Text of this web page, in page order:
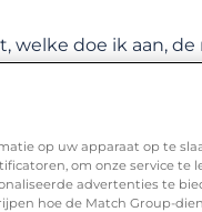
welke doe ik aan, de
moet hij
op uw apparaat op te
om onze service
advertenties te
hoe de Match Group-